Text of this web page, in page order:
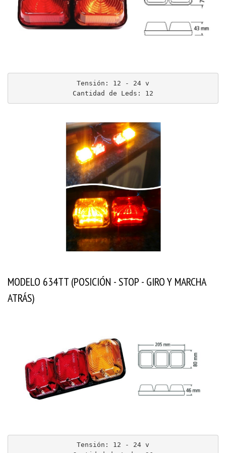
Tensión: 12 - 24 v
Cantidad de Leds: 12
MODELO 634TT (POSICIÓN - STOP - GIRO Y MARCHA
ATRÁS)
Tensión: 12 - 24 v